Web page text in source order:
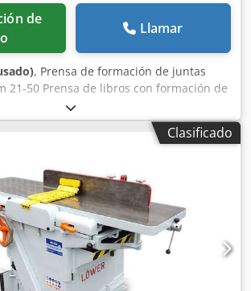
Llamar
, Prensa de formación de juntas
21-50 Prensa de libros con formación de
por Schmedt, Alemania. La máquina se
buenas condiciones, lista para la
Akver Datos técnicos: Formato
x 100 mm Peso 264 kg Alimentación
aire comprimido.
Clasificado